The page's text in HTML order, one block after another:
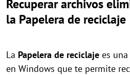
Recuperar archivos
la Papelera de reciclaje
La Papelera de reciclaje es
en Windows que te permite